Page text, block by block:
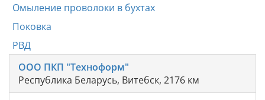
Омыление проволоки в бухтах
Поковка
РВД
ООО ПКП "Техноформ"
Республика Беларусь, Витебск, 2176 км